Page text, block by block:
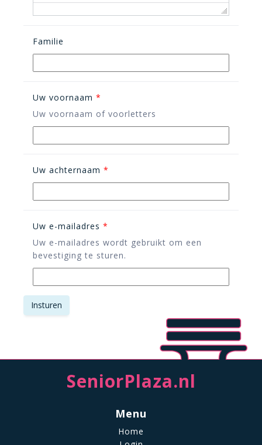
Familie
Uw voornaam *
Uw voornaam of voorletters
Uw achternaam *
Uw e-mailadres *
Uw e-mailadres wordt gebruikt om een
bevestiging te sturen.
SeniorPlaza.nl
Menu
Home